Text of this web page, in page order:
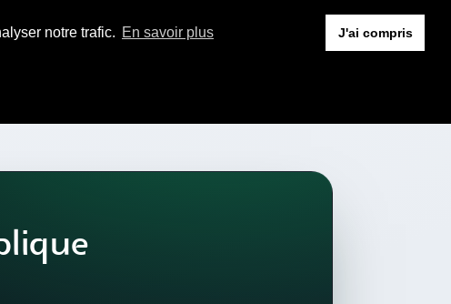
notre trafic. En savoir plus J'ai compris